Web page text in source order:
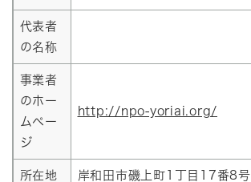
代表者
の名称
事業者
のホー
ムペー
ジ
http://npo-yoriai.org/
所在地 岸和田市磯上町1丁目17番8号